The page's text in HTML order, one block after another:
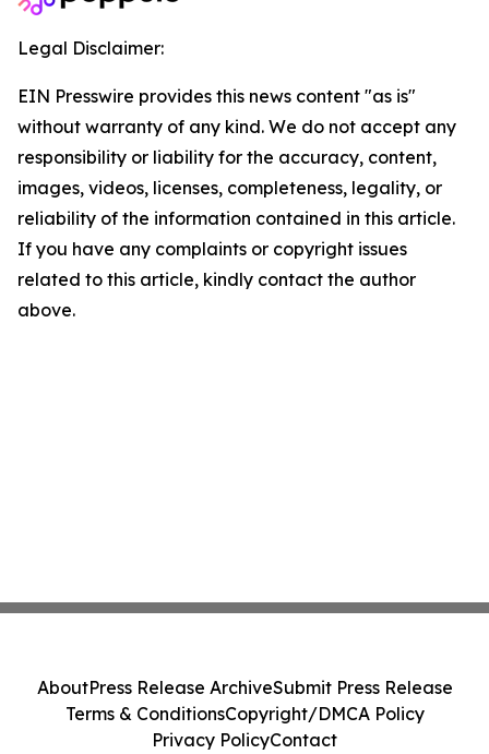
Legal Disclaimer:
EIN Presswire provides this news content "as is"
without warranty of any kind. We do not accept any
responsibility or liability for the accuracy, content,
images, videos, licenses, completeness, legality, or
reliability of the information contained in this article.
If you have any complaints or copyright issues
related to this article, kindly contact the author
above.
AboutPress Release ArchiveSubmit Press Release
Terms & ConditionsCopyright/DMCA Policy
Privacy PolicyContact